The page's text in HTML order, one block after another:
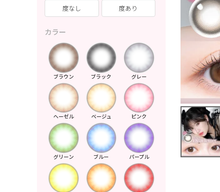
度なし 度あり
カラー
ブラウン ブラック グレー
ヘーゼル ベージュ ピンク
グリーン ブルー パープル